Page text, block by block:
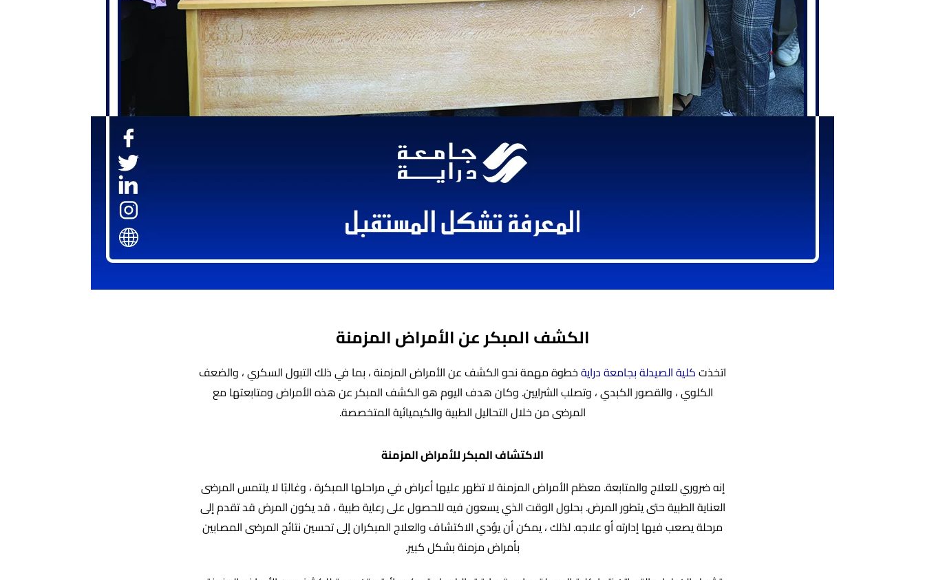
الكشف المبكر عن الأمراض المزمنة
اتخذتكلية الصيدلةبجامعة درايةخطوة مهمة نحو الكشف عن الأمراض المزمنة ، بما في ذلك التبول السكري ، والضعف
الكلوي ، والقصور الكبدي ، وتصلب الشرايين. وكان هدف اليوم هو الكشف المبكر عن هذه الأمراض ومتابعتها مع
المرضى من خلال التحاليل الطبية والكيميائية المتخصصة.
الاكتشاف المبكر للأمراض المزمنة
إنه ضروري للعلاج والمتابعة. معظم الأمراض المزمنة لا تظهر عليها أعراض في مراحلها المبكرة ، وغالبًا لا يلتمس المرضى
العناية الطبية حتى يتطور المرض. بحلول الوقت الذي يسعون فيه للحصول على رعاية طبية ، قد يكون المرض قد تقدم إلى
مرحلة يصعب فيها إدارته أو علاجه. لذلك ، يمكن أن يؤدي الاكتشاف والعلاج المبكران إلى تحسين نتائج المرضى المصابين
بأمراض مزمنة بشكل كبير.